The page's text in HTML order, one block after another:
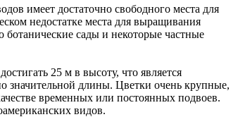
имеет достаточно свободного места для
недостатке места для выращивания
сады и некоторые частные
25 м в высоту, что является
значительной длины. Цветки очень крупные,
временных или постоянных подвоев.
видов.